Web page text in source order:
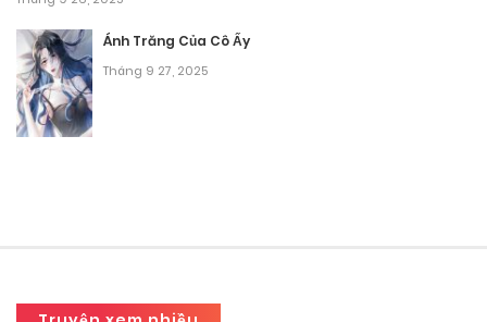
Chương 77
Tháng 9 30, 2025
Chương 76
Ánh Trăng Của Cô Ấy
Tháng 9 27, 2025